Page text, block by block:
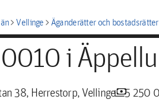
chevron_rightVellingechevron_rightÄganderätter och bostadsrätter
i
38, Herrestorp, Vellingepayments5 250